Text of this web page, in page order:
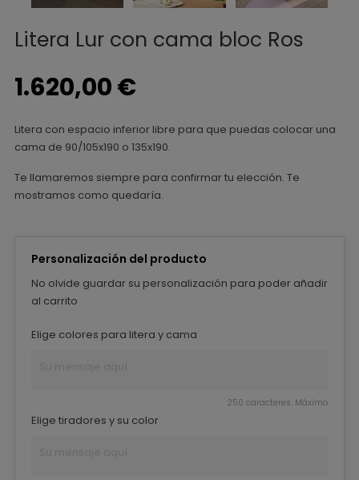
Litera Lur con cama bloc Ros
1.620,00 €
Litera con espacio inferior libre para que puedas colocar una
cama de 90/105x190 o 135x190.
Te llamaremos siempre para confirmar tu elección. Te
mostramos como quedaría.
Personalización del producto
No olvide guardar su personalización para poder añadir
al carrito
Elige colores para litera y cama
250 caracteres. Máximo
Elige tiradores y su color